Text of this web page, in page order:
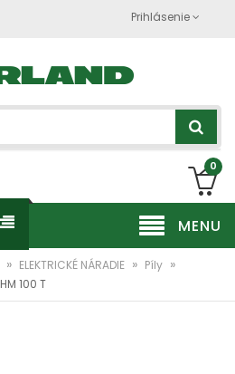
Prihlásenie
0
MENU
» ELEKTRICKÉ NÁRADIE » Píly »
HM 100 T